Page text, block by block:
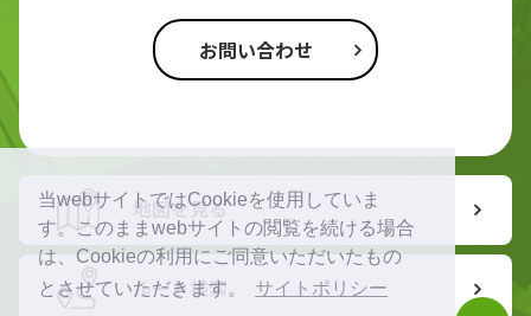
当webサイトではCookieを使用していま
す。このままwebサイトの閲覧を続ける場合
は、Cookieの利用にご同意いただいたもの
とさせていただきます。
サイトポリシー
お問い合わせ
地図を見る
ルート検索